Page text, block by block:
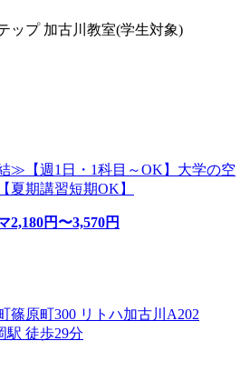
ップ 加古川教室(学生対象)
≫【週1日・1科目～OK】大学の空
期講習短期OK】
2,180円〜3,570円
篠原町300 リトハ加古川A202
駅 徒歩29分